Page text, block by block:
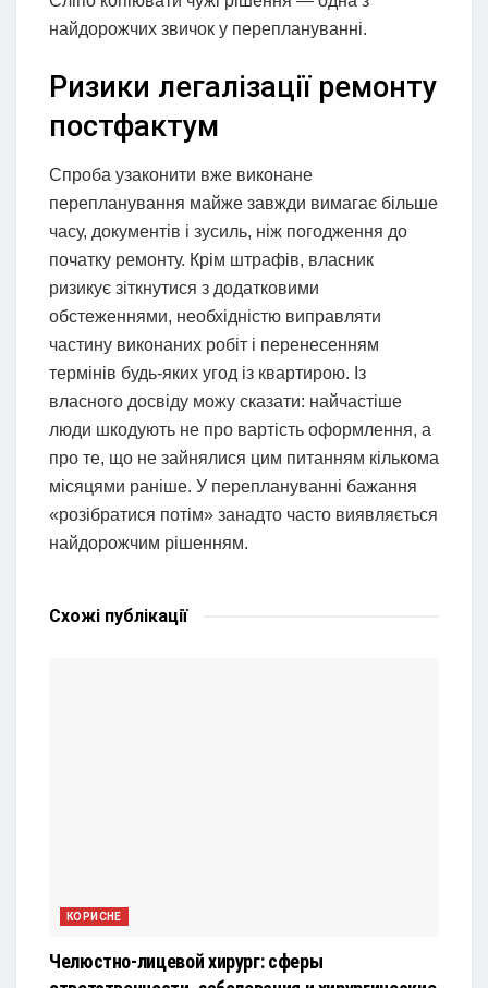
найдорожчих звичок у переплануванні.
Ризики легалізації ремонту
постфактум
Спроба узаконити вже виконане
перепланування майже завжди вимагає більше
часу, документів і зусиль, ніж погодження до
початку ремонту. Крім штрафів, власник
ризикує зіткнутися з додатковими
обстеженнями, необхідністю виправляти
частину виконаних робіт і перенесенням
термінів будь-яких угод із квартирою. Із
власного досвіду можу сказати: найчастіше
люди шкодують не про вартість оформлення, а
про те, що не зайнялися цим питанням кількома
місяцями раніше. У переплануванні бажання
«розібратися потім» занадто часто виявляється
найдорожчим рішенням.
Схожі публікації
КОРИСНЕ
Челюстно-лицевой хирург: сферы